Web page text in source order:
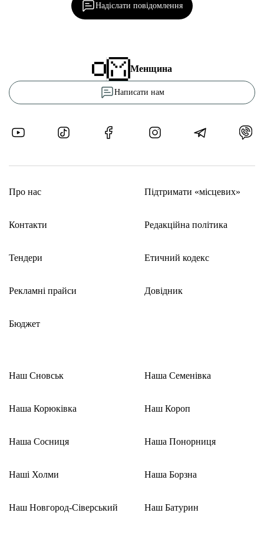
Надіслати повідомлення
Менщина
Написати нам
Про нас
Контакти
Тендери
Рекламні прайси
Бюджет
Підтримати «місцевих»
Редакційна політика
Етичний кодекс
Довідник
Наш Сновськ
Наша Корюківка
Наша Сосниця
Наші Холми
Наш Новгород-Сіверський
Наша Семенівка
Наш Короп
Наша Понорниця
Наша Борзна
Наш Батурин